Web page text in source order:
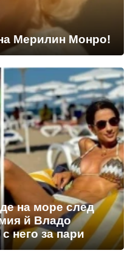
Мерилин Монро!
на море след
й Владо
него за пари